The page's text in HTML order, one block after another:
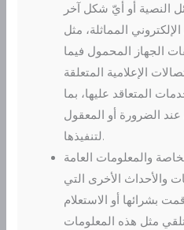
النصية أو أيّ شكل آخر
المماثلة، مثل
الجهاز المحمول فيما
الإعلامية المتعلقة
المتعاقد عليها، بما
الضرورة أو المعقول
لتنفيذها.
والمعلومات العامة
والأحداث الأخرى التي
بشرائها أو الاستعلام